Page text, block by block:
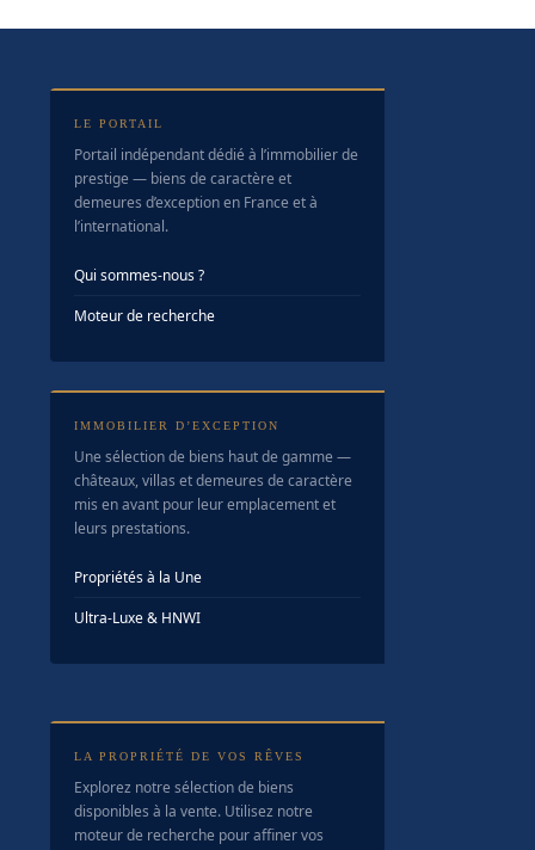
LE PORTAIL
Portail indépendant dédié à l’immobilier de
prestige — biens de caractère et
demeures d’exception en France et à
l’international.
Qui sommes-nous ?
Moteur de recherche
IMMOBILIER D’EXCEPTION
Une sélection de biens haut de gamme —
châteaux, villas et demeures de caractère
mis en avant pour leur emplacement et
leurs prestations.
Propriétés à la Une
Ultra-Luxe & HNWI
LA PROPRIÉTÉ DE VOS RÊVES
Explorez notre sélection de biens
disponibles à la vente. Utilisez notre
moteur de recherche pour affiner vos